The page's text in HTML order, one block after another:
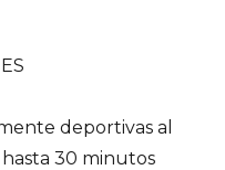
deportivas al
30 minutos